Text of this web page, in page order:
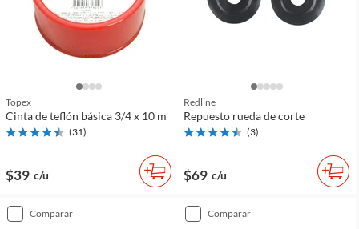
Topex
Cinta de teflón básica 3/4 x 10 m
(31)
$39 c/u
Redline
Repuesto rueda de corte
(3)
$69 c/u
comparar comparar